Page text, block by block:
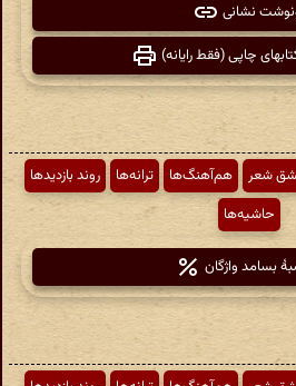
نشانی
چاپی (فقط رایانه)
شعر هم‌آهنگ‌ها ترانه‌ها
روند بازدیدها
حاشیه‌ها
بسامد واژگان